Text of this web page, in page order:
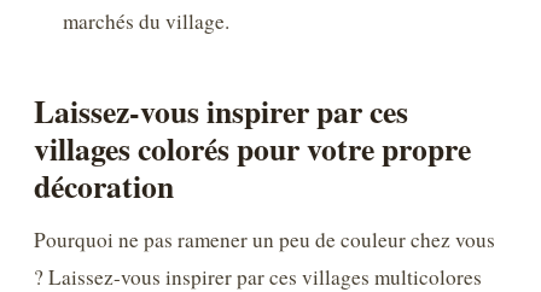
marchés du village.
Laissez-vous inspirer par ces
villages colorés pour votre propre
décoration
Pourquoi ne pas ramener un peu de couleur chez vous
? Laissez-vous inspirer par ces villages multicolores